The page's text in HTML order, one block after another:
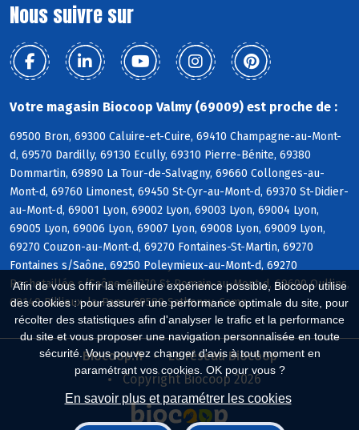
Afin de vous offrir la meilleure expérience possible, Biocoop utilise
des cookies : pour assurer une performance optimale du site, pour
récolter des statistiques afin d'analyser le trafic et la performance
du site et vous proposer une navigation personnalisée en toute
sécurité. Vous pouvez changer d'avis à tout moment en
paramétrant vos cookies. OK pour vous ?
En savoir plus et paramétrer les cookies
Nous suivre sur
Votre magasin Biocoop Valmy (69009) est proche de :
69500 Bron, 69300 Caluire-et-Cuire, 69410 Champagne-au-Mont-
d, 69570 Dardilly, 69130 Ecully, 69310 Pierre-Bénite, 69380
Dommartin, 69890 La Tour-de-Salvagny, 69660 Collonges-au-
Mont-d, 69760 Limonest, 69450 St-Cyr-au-Mont-d, 69370 St-Didier-
au-Mont-d, 69001 Lyon, 69002 Lyon, 69003 Lyon, 69004 Lyon,
69005 Lyon, 69006 Lyon, 69007 Lyon, 69008 Lyon, 69009 Lyon,
69270 Couzon-au-Mont-d, 69270 Fontaines-St-Martin, 69270
Fontaines s/Saône, 69250 Poleymieux-au-Mont-d, 69270
Rochetaillée s/Saône, 69270 St-Romain-au-Mont-d, 69600 Oullins,
69140 Rillieux-la-Pape, 69580 Sathonay-Camp
Biocoop.fr
Le réseau Biocoop
Copyright Biocoop 2026